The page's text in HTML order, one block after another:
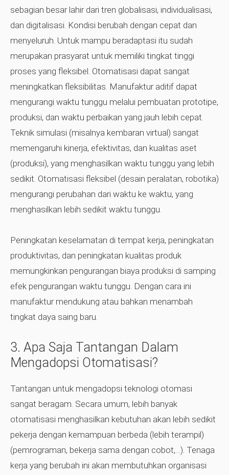
sebagian besar lahir dari tren globalisasi, individualisasi,
dan digitalisasi. Kondisi berubah dengan cepat dan
menyeluruh. Untuk mampu beradaptasi itu sudah
merupakan prasyarat untuk memiliki tingkat tinggi
proses yang fleksibel. Otomatisasi dapat sangat
meningkatkan fleksibilitas. Manufaktur aditif dapat
mengurangi waktu tunggu melalui pembuatan prototipe,
produksi, dan waktu perbaikan yang jauh lebih cepat.
Teknik simulasi (misalnya kembaran virtual) sangat
memengaruhi kinerja, efektivitas, dan kualitas aset
(produksi), yang menghasilkan waktu tunggu yang lebih
sedikit. Otomatisasi fleksibel (desain peralatan, robotika)
mengurangi perubahan dari waktu ke waktu, yang
menghasilkan lebih sedikit waktu tunggu.
Peningkatan keselamatan di tempat kerja, peningkatan
produktivitas, dan peningkatan kualitas produk
memungkinkan pengurangan biaya produksi di samping
efek pengurangan waktu tunggu. Dengan cara ini
manufaktur mendukung atau bahkan menambah
tingkat daya saing baru.
3. Apa Saja Tantangan Dalam
Mengadopsi Otomatisasi?
Tantangan untuk mengadopsi teknologi otomasi
sangat beragam. Secara umum, lebih banyak
otomatisasi menghasilkan kebutuhan akan lebih sedikit
pekerja dengan kemampuan berbeda (lebih terampil)
(pemrograman, bekerja sama dengan cobot,…). Tenaga
kerja yang berubah ini akan membutuhkan organisasi